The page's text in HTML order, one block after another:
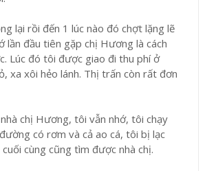
lại rồi đến 1 lúc nào đó chợt lặng lẽ
lần đầu tiên gặp chị Hương là cách
Lúc đó tôi được giao đi thu phí ở
xa xôi hẻo lánh. Thị trấn còn rất đơn
chị Hương, tôi vẫn nhớ, tôi chạy
có rơm và cả ao cá, tôi bị lạc
cùng cũng tìm được nhà chị.